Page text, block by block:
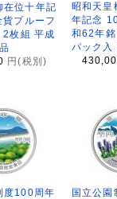
在位十年記
プルーフ
2枚組 平成
円(税別)
昭和天皇
年記念
和62年
パック入
度100周年
国立公園